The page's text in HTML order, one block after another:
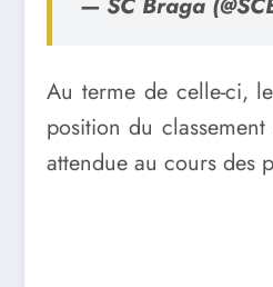
Au terme de celle-ci,
position du
attendue au cours des